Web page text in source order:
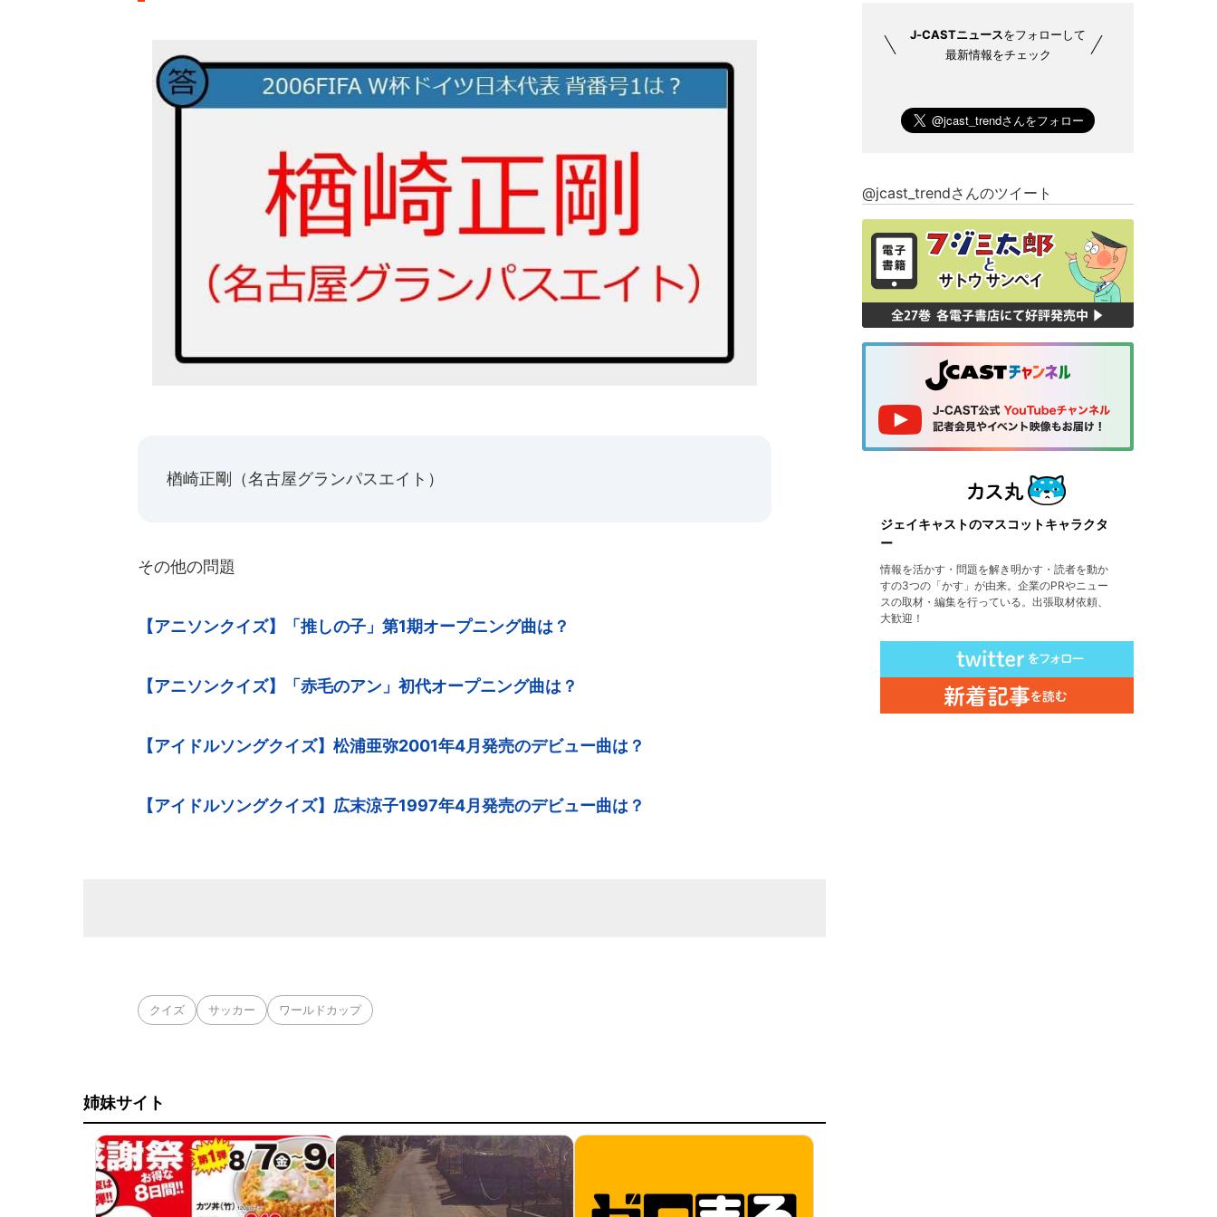
楢崎正剛（名古屋グランパスエイト）
その他の問題
【アニソンクイズ】「推しの子」第1期オープニング曲は？
【アニソンクイズ】「赤毛のアン」初代オープニング曲は？
【アイドルソングクイズ】松浦亜弥2001年4月発売のデビュー曲は？
【アイドルソングクイズ】広末涼子1997年4月発売のデビュー曲は？
クイズ サッカー ワールドカップ
姉妹サイト
J-CASTニュースをフォローして
最新情報をチェック
@jcast_trendさんのツイート
ジェイキャストのマスコットキャラクタ
ー
情報を活かす・問題を解き明かす・読者を動か
すの3つの「かす」が由来。企業のPRやニュー
スの取材・編集を行っている。出張取材依頼、
大歓迎！